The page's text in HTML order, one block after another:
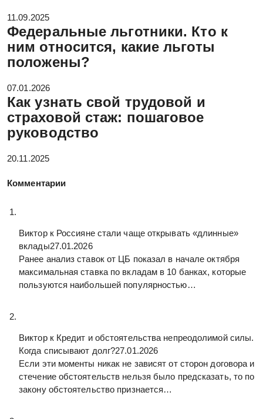
11.09.2025
Федеральные льготники. Кто к
ним относится, какие льготы
положены?
07.01.2026
Как узнать свой трудовой и
страховой стаж: пошаговое
руководство
20.11.2025
Комментарии
Виктор к Россияне стали чаще открывать «длинные»
вклады27.01.2026
Ранее анализ ставок от ЦБ показал в начале октября
максимальная ставка по вкладам в 10 банках, которые
пользуются наибольшей популярностью…
Виктор к Кредит и обстоятельства непреодолимой силы.
Когда списывают долг?27.01.2026
Если эти моменты никак не зависят от сторон договора и
стечение обстоятельств нельзя было предсказать, то по
закону обстоятельство признается…